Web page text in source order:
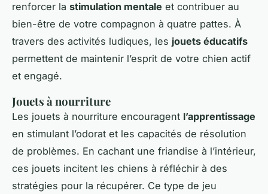
renforcer la stimulation mentale et contribuer au
bien-être de votre compagnon à quatre pattes. À
travers des activités ludiques, les jouets éducatifs
permettent de maintenir l’esprit de votre chien actif
et engagé.
Jouets à nourriture
Les jouets à nourriture encouragent l’apprentissage
en stimulant l’odorat et les capacités de résolution
de problèmes. En cachant une friandise à l’intérieur,
ces jouets incitent les chiens à réfléchir à des
stratégies pour la récupérer. Ce type de jeu